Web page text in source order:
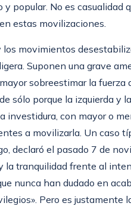
popular. No es casualidad
estas movilizaciones.
los movimientos
Suponen una grave
sobreestimar la fuerza
sólo porque la izquierda y
investidura, con mayor o
a movilizarla. Un caso
declaró el pasado 7 de
la tranquilidad frente al
nunca han dudado en
Pero es justamente